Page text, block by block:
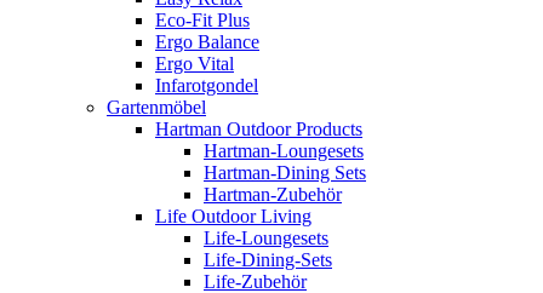
Eco-Fit Plus
Ergo Balance
Ergo Vital
Infarotgondel
Gartenmöbel
Hartman Outdoor Products
Hartman-Loungesets
Hartman-Dining Sets
Hartman-Zubehör
Life Outdoor Living
Life-Loungesets
Life-Dining-Sets
Life-Zubehör